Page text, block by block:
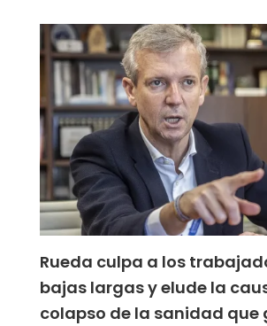
Rueda culpa a los
bajas largas y elude la
colapso de la sanidad que